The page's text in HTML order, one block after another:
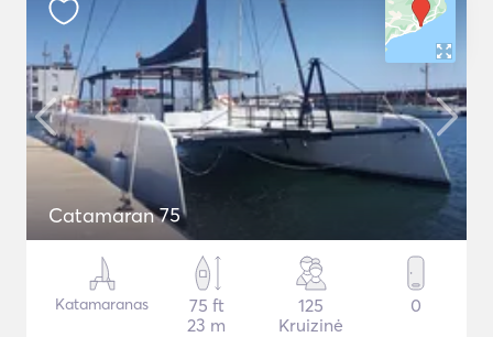
Catamaran 75
Katamaranas
75 ft
23 m
125
Kruizinė
0